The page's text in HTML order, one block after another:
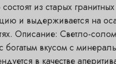
из старых
и выдерживается на
Описание: Светло-
богатым вкусом с
в качестве